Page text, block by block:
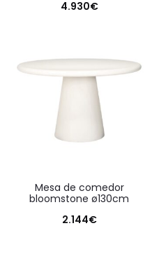
4.930€
mesa de comedor
bloomstone ø130cm
2.144€